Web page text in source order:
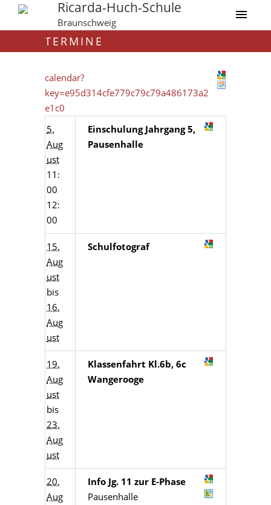
Ricarda-Huch-Schule
Braunschweig
TERMINE
calendar?
key=e95d314cfe779c79c79a486173a2
e1c0
5.
Aug
ust
11:
00
12:
00
Einschulung Jahrgang 5,
Pausenhalle
15.
Aug
ust
bis
16.
Aug
ust
Schulfotograf
19.
Aug
ust
bis
23.
Aug
ust
Klassenfahrt Kl.6b, 6c
Wangerooge
20.
Aug
Info Jg. 11 zur E-Phase
Pausenhalle